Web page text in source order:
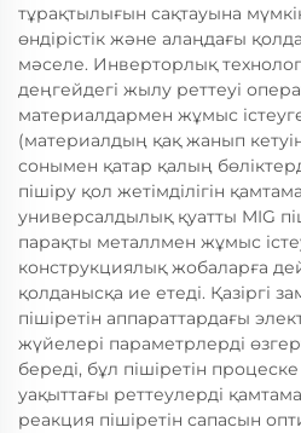
тұрақтылығын сақтауына
өндірістік және алаңдағы
мәселе. Инверторлық
деңгейдегі жылу реттеуі
материалдармен жұмыс
(материалдың қақ жанып
сонымен қатар қалың
пішіру қол жетімділігін
универсалдылық қуатты MIG
парақты металлмен жұмыс
конструкциялық жобаларға
қолданысқа ие етеді. Қазіргі
пішіретін аппараттардағы
жүйелері параметрлерді
береді, бұл пішіретін
уақыттағы реттеулерді
реакция пішіретін сапасын